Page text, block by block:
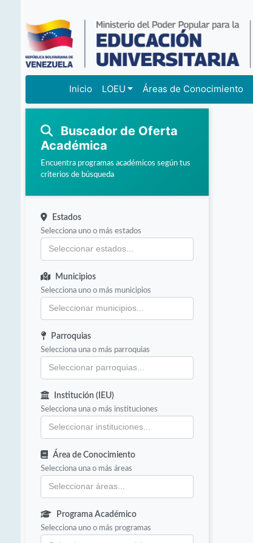
Inicio LOEU Áreas de Conocimiento
Buscador de Oferta
Académica
Encuentra programas académicos según tus
criterios de búsqueda
Estados
Selecciona uno o más estados
Municipios
Selecciona uno o más municipios
Parroquias
Selecciona una o más parroquias
Institución (IEU)
Selecciona una o más instituciones
Área de Conocimiento
Selecciona una o más áreas
Programa Académico
Selecciona uno o más programas